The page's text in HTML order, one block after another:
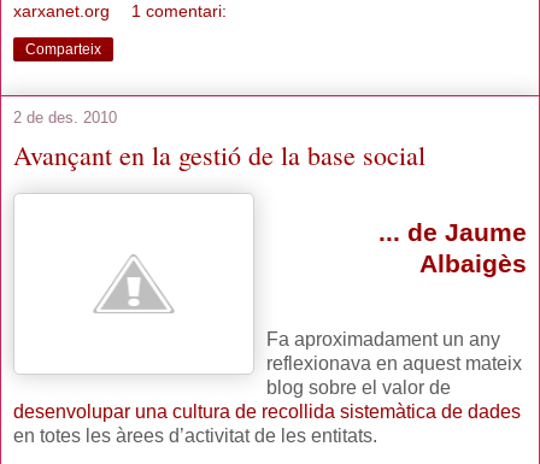
xarxanet.org 1 comentari:
Comparteix
2 de des. 2010
Avançant en la gestió de la base social
... de Jaume
Albaigès
Fa aproximadament un any
reflexionava en aquest mateix
blog sobre el valor de
desenvolupar una cultura de recollida sistemàtica de dades
en totes les àrees d’activitat de les entitats.